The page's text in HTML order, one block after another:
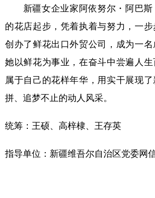
浙江 安徽 福建
山东 河南
四川 贵州 云南
陕西 甘肃
多语种频道
新疆女企业家阿依努尔・阿巴斯
的花店起步，凭着执着与努力，一步
创办了鲜花出口外贸公司，成为一名
她以鲜花为事业，在奋斗中尝遍人
属于自己的花样年华，用实干展现
拼、追梦不止的动人风采。
统筹：王硕、高梓棣、王存英
指导单位：新疆维吾尔自治区党委网